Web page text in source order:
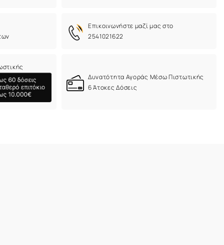
Eπικοινωνήστε μαζί μας στο
2541021622
Δυνατότητα Αγοράς Μέσω Πιστωτικής
6 Άτοκες Δόσεις